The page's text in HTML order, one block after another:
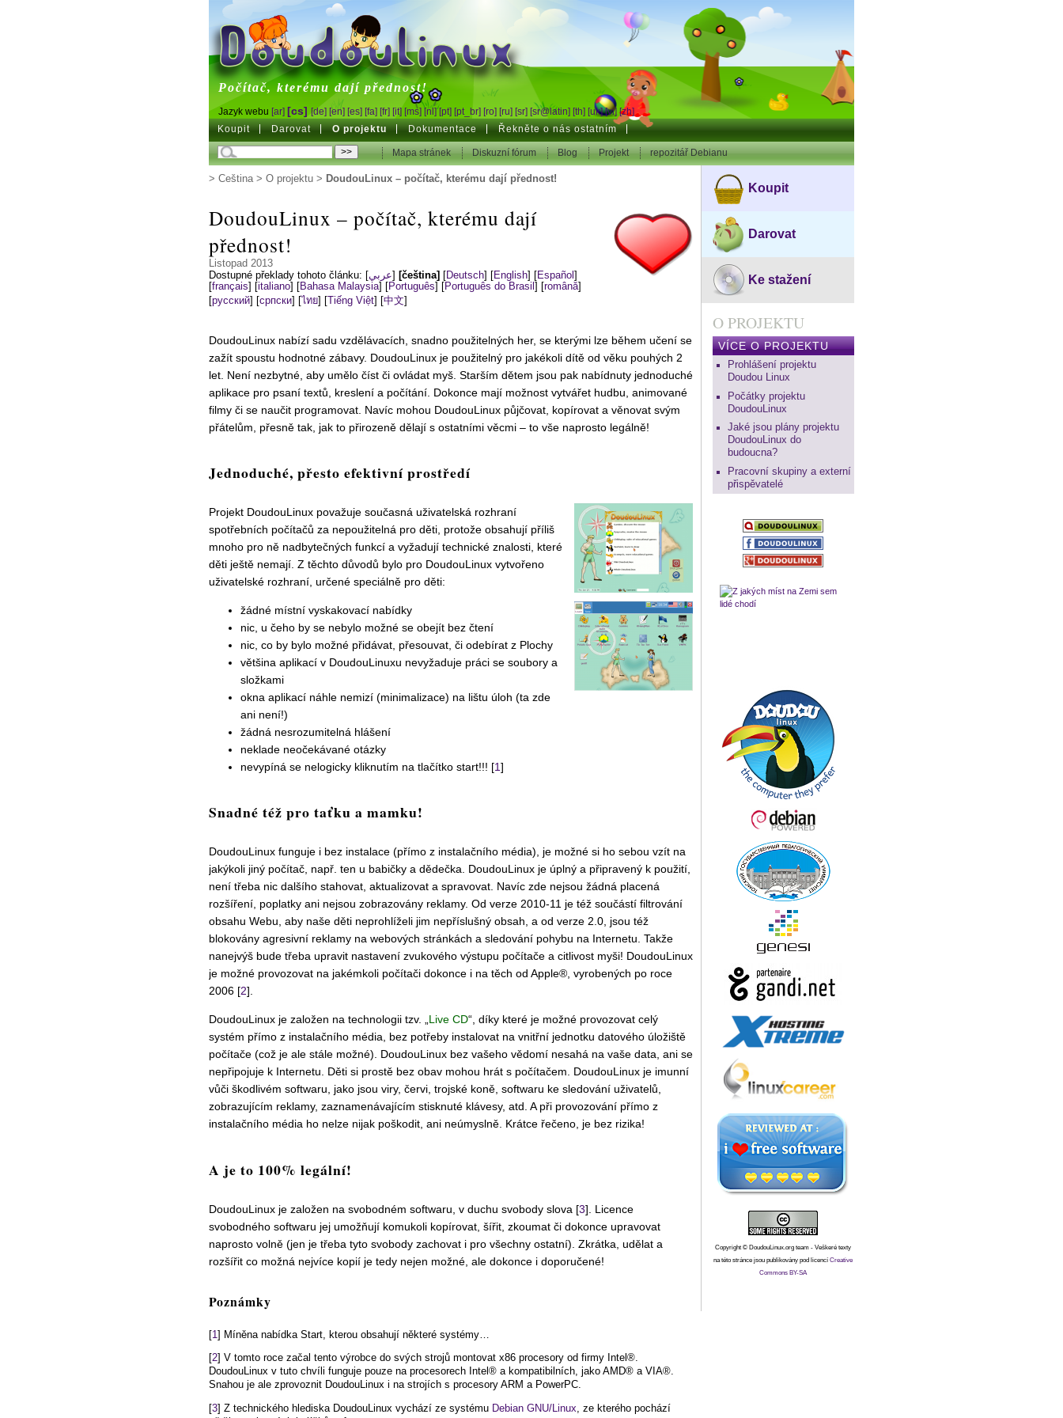
DoudouLinux
Počítač, kterému dají přednost!
Jazyk webu [ar] [cs] [de] [en] [es] [fa] [fr] [it] [ms] [nl] [pt] [pt_br] [ro] [ru] [sr] [sr@latin] [th] [uk] [vi] [zh]
Koupit Darovat O projektu Dokumentace Řekněte o nás ostatním
Mapa stránek Diskuzní fórum Blog Projekt repozitář Debianu
> Čeština> O projektu> DoudouLinux – počítač, kterému dají přednost!
DoudouLinux – počítač, kterému dají
přednost!
Listopad 2013
Dostupné překlady tohoto článku:
عربي [čeština] Deutsch] English] Español
français italiano] Bahasa Malaysia] Português Português do Brasil română]
русский] српски] ไทย] Tiếng Việt] 中文
DoudouLinux nabízí sadu vzdělávacích, snadno použitelných her, se kterými lze během učení se
zažít spoustu hodnotné zábavy. DoudouLinux je použitelný pro jakékoli dítě od věku pouhých 2
let. Není nezbytné, aby umělo číst či ovládat myš. Starším dětem jsou pak nabídnuty jednoduché
aplikace pro psaní textů, kreslení a počítání. Dokonce mají možnost vytvářet hudbu, animované
filmy či se naučit programovat. Navíc mohou DoudouLinux půjčovat, kopírovat a věnovat svým
přátelům, přesně tak, jak to přirozeně dělají s ostatními věcmi – to vše naprosto legálně!
Jednoduché, přesto efektivní prostředí
Projekt DoudouLinux považuje současná uživatelská rozhraní
spotřebních počítačů za nepoužitelná pro děti, protože obsahují příliš
mnoho pro ně nadbytečných funkcí a vyžadují technické znalosti, které
děti ještě nemají. Z těchto důvodů bylo pro DoudouLinux vytvořeno
uživatelské rozhraní, určené speciálně pro děti:
žádné místní vyskakovací nabídky
nic, u čeho by se nebylo možné se obejít bez čtení
nic, co by bylo možné přidávat, přesouvat, či odebírat z Plochy
většina aplikací v DoudouLinuxu nevyžaduje práci se soubory a
složkami
okna aplikací náhle nemizí (minimalizace) na lištu úloh (ta zde
ani není!)
žádná nesrozumitelná hlášení
neklade neočekávané otázky
nevypíná se nelogicky kliknutím na tlačítko start!!! [1]
Snadné též pro taťku a mamku!
DoudouLinux funguje i bez instalace (přímo z instalačního média), je možné si ho sebou vzít na
jakýkoli jiný počítač, např. ten u babičky a dědečka. DoudouLinux je úplný a připravený k použití,
není třeba nic dalšího stahovat, aktualizovat a spravovat. Navíc zde nejsou žádná placená
rozšíření, poplatky ani nejsou zobrazovány reklamy. Od verze 2010-11 je též součástí filtrování
obsahu Webu, aby naše děti neprohlíželi jim nepříslušný obsah, a od verze 2.0, jsou též
blokovány agresivní reklamy na webových stránkách a sledování pohybu na Internetu. Takže
nanejvýš bude třeba upravit nastavení zvukového výstupu počítače a citlivost myši! DoudouLinux
je možné provozovat na jakémkoli počítači dokonce i na těch od Apple®, vyrobených po roce
2006 [2].
DoudouLinux je založen na technologii tzv. „Live CD“, díky které je možné provozovat celý
systém přímo z instalačního média, bez potřeby instalovat na vnitřní jednotku datového úložiště
počítače (což je ale stále možné). DoudouLinux bez vašeho vědomí nesahá na vaše data, ani se
nepřipojuje k Internetu. Děti si prostě bez obav mohou hrát s počítačem. DoudouLinux je imunní
vůči škodlivém softwaru, jako jsou viry, červi, trojské koně, softwaru ke sledování uživatelů,
zobrazujícím reklamy, zaznamenávajícím stisknuté klávesy, atd. A při provozování přímo z
instalačního média ho nelze nijak poškodit, ani neúmyslně. Krátce řečeno, je bez rizika!
A je to 100% legální!
DoudouLinux je založen na svobodném softwaru, v duchu svobody slova [3]. Licence
svobodného softwaru jej umožňují komukoli kopírovat, šířit, zkoumat či dokonce upravovat
naprosto volně (jen je třeba tyto svobody zachovat i pro všechny ostatní). Zkrátka, udělat a
rozšířit co možná nejvíce kopií je tedy nejen možné, ale dokonce i doporučené!
Poznámky
[1 ] Míněna nabídka Start, kterou obsahují některé systémy…
2] V tomto roce začal tento výrobce do svých strojů montovat x86 procesory od firmy Intel®.
DoudouLinux v tuto chvíli funguje pouze na procesorech Intel® a kompatibilních, jako AMD® a VIA®.
Snahou je ale zprovoznit DoudouLinux i na strojích s procesory ARM a PowerPC.
3] Z technického hlediska DoudouLinux vychází ze systému Debian GNU/Linux, ze kterého pochází
Koupit
Darovat
Ke stažení
O PROJEKTU
VÍCE O PROJEKTU
Prohlášení projektu
Doudou Linux
Počátky projektu
DoudouLinux
Jaké jsou plány projektu
DoudouLinux do
budoucna?
Pracovní skupiny a externí
přispěvatelé
Copyright © DoudouLinux.org team - Veškeré texty
na této stránce jsou publikovány pod licencíCreative
Commons BY-SA